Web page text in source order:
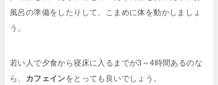
風呂の準備をしたりして、こまめに体を動かしましょ
う。
若い人で夕食から寝床に入るまでが3～4時間あるのな
ら、
カフェインをとっても良いでしょう。